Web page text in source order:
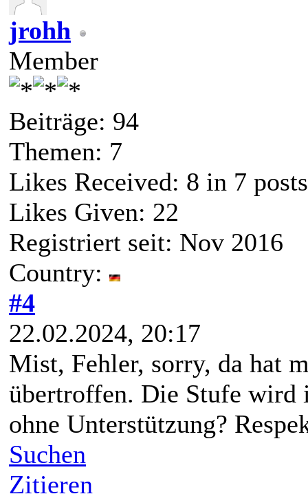
jrohh
Member
Beiträge: 94
Themen: 7
Likes Received: 8 in 7 posts
Likes Given: 22
Registriert seit: Nov 2016
Country:
#4
22.02.2024, 20:17
Mist, Fehler, sorry, da hat
übertroffen. Die Stufe wird
ohne Unterstützung?
Suchen
Zitieren